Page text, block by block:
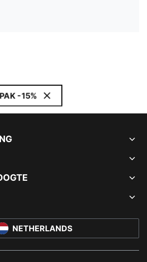
-15%
NETHERLANDS